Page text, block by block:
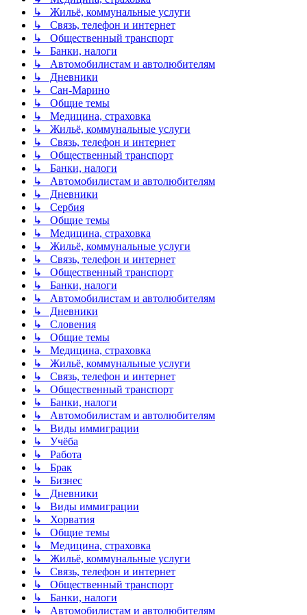
↳ Жильё, коммунальные услуги
↳ Связь, телефон и интернет
↳ Общественный транспорт
↳ Банки, налоги
↳ Автомобилистам и автолюбителям
↳ Дневники
↳ Сан-Марино
↳ Общие темы
↳ Медицина, страховка
↳ Жильё, коммунальные услуги
↳ Связь, телефон и интернет
↳ Общественный транспорт
↳ Банки, налоги
↳ Автомобилистам и автолюбителям
↳ Дневники
↳ Сербия
↳ Общие темы
↳ Медицина, страховка
↳ Жильё, коммунальные услуги
↳ Связь, телефон и интернет
↳ Общественный транспорт
↳ Банки, налоги
↳ Автомобилистам и автолюбителям
↳ Дневники
↳ Словения
↳ Общие темы
↳ Медицина, страховка
↳ Жильё, коммунальные услуги
↳ Связь, телефон и интернет
↳ Общественный транспорт
↳ Банки, налоги
↳ Автомобилистам и автолюбителям
↳ Виды иммиграции
↳ Учёба
↳ Работа
↳ Брак
↳ Бизнес
↳ Дневники
↳ Виды иммиграции
↳ Хорватия
↳ Общие темы
↳ Медицина, страховка
↳ Жильё, коммунальные услуги
↳ Связь, телефон и интернет
↳ Общественный транспорт
↳ Банки, налоги
↳ Автомобилистам и автолюбителям